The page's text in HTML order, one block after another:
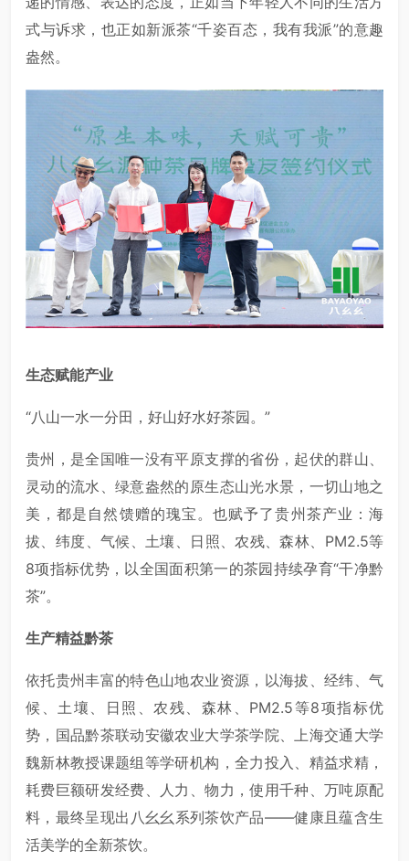
式与诉求，也正如新派茶“千姿百态，我有我派”的意趣
盎然。
生态赋能产业
“八山一水一分田，好山好水好茶园。”
贵州，是全国唯一没有平原支撑的省份，起伏的群山、
灵动的流水、绿意盎然的原生态山光水景，一切山地之
美，都是自然馈赠的瑰宝。也赋予了贵州茶产业：海
拔、纬度、气候、土壤、日照、农残、森林、PM2.5等
8项指标优势，以全国面积第一的茶园持续孕育“干净黔
茶”。
生产精益黔茶
依托贵州丰富的特色山地农业资源，以海拔、经纬、气
候、土壤、日照、农残、森林、PM2.5等8项指标优
势，国品黔茶联动安徽农业大学茶学院、上海交通大学
魏新林教授课题组等学研机构，全力投入、精益求精，
耗费巨额研发经费、人力、物力，使用千种、万吨原配
料，最终呈现出八幺幺系列茶饮产品——健康且蕴含生
活美学的全新茶饮。